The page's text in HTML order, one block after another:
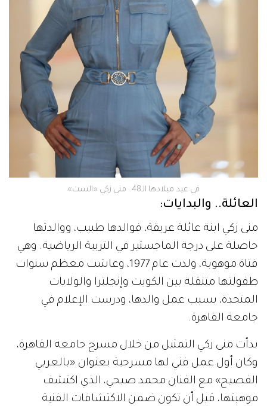
في عيد ميلادها الـ48.. منى زكي «الست»
العائلة.. والبدايات:
منى زكي ابنة عائلة عريقة، فوالدها طبيب، ووالدتها
حاصلة على درجة الماجستير في التربية الرياضية. وهي
فتاة موهوبة، ولدت عام 1977، وعاشت معظم سنوات
طفولتها متنقلة بين الكويت وإنجلترا والولايات
المتحدة، بسبب عمل والدها، ودرست الإعلام في
جامعة القاهرة.
بدأت منى زكي التمثيل من خلال مسرح جامعة القاهرة،
وكان أول عمل فني لها مسرحية بعنوان «بالعربي
الفصيح» مع الفنان محمد صبحي، الذي اكتشف
موهبتها، قبل أن تكون ضمن الاكتشافات الفنية